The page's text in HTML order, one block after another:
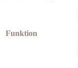
Funktion